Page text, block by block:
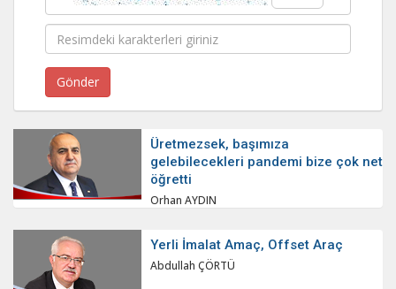
Üretmezsek, başımıza
gelebilecekleri pandemi bize çok net
öğretti
Orhan AYDIN
Yerli İmalat Amaç, Offset Araç
Abdullah ÇÖRTÜ